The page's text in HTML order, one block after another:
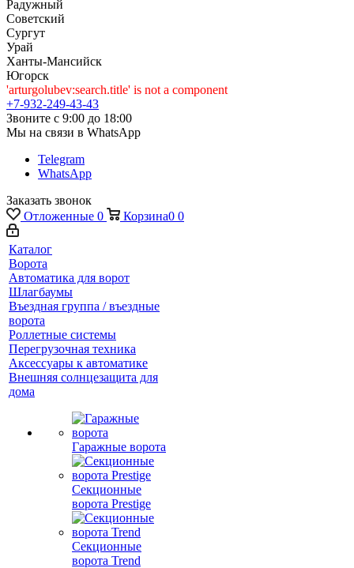
Радужный
Советский
Сургут
Урай
Ханты-Мансийск
Югорск
'arturgolubev:search.title' is not a component
+7-932-249-43-43
Звоните с 9:00 до 18:00
Мы на связи в WhatsApp
Telegram
WhatsApp
Заказать звонок
Отложенные 0 Корзина0 0
Каталог
Ворота
Автоматика для ворот
Шлагбаумы
Въездная группа / въездные
ворота
Роллетные системы
Перегрузочная техника
Аксессуары к автоматике
Внешняя солнцезащита для
дома
Гаражные ворота
Секционные
ворота Prestige
Секционные
ворота Trend